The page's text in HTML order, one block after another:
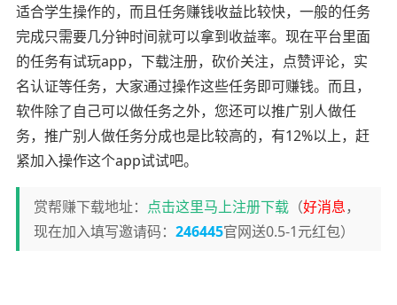
适合学生操作的，而且任务赚钱收益比较快，一般的任务
完成只需要几分钟时间就可以拿到收益率。现在平台里面
的任务有试玩app，下载注册，砍价关注，点赞评论，实
名认证等任务，大家通过操作这些任务即可赚钱。而且，
软件除了自己可以做任务之外，您还可以推广别人做任
务，推广别人做任务分成也是比较高的，有12%以上，赶
紧加入操作这个app试试吧。
赏帮赚下载地址： 点击这里马上注册下载（好消息，
现在加入填写邀请码： 246445官网送0.5-1元红包）